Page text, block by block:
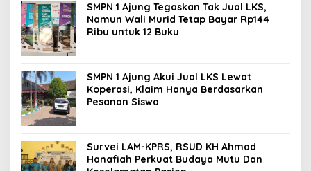
SMPN 1 Ajung Tegaskan Tak Jual LKS,
Namun Wali Murid Tetap Bayar Rp144
Ribu untuk 12 Buku
SMPN 1 Ajung Akui Jual LKS Lewat
Koperasi, Klaim Hanya Berdasarkan
Pesanan Siswa
Survei LAM-KPRS, RSUD KH Ahmad
Hanafiah Perkuat Budaya Mutu Dan